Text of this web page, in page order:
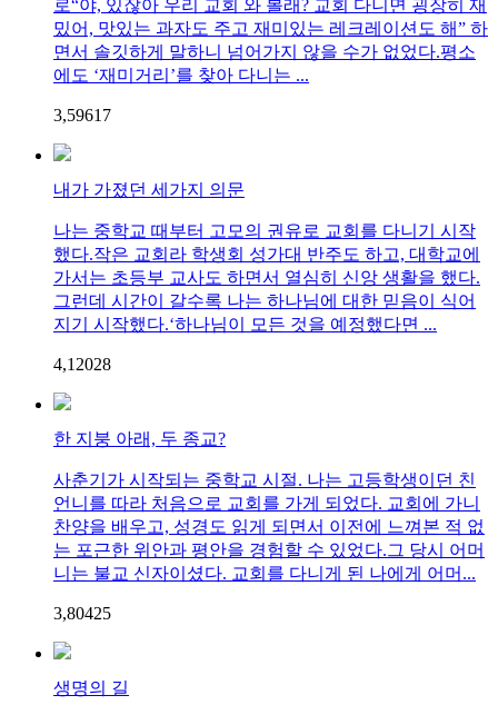
로“야, 있잖아 우리 교회 와 볼래? 교회 다니면 굉장히 재
밌어, 맛있는 과자도 주고 재미있는 레크레이션도 해” 하
면서 솔깃하게 말하니 넘어가지 않을 수가 없었다.평소
에도 ‘재미거리’를 찾아 다니는 ...
3,59617
내가 가졌던 세가지 의문
나는 중학교 때부터 고모의 권유로 교회를 다니기 시작
했다.작은 교회라 학생회 성가대 반주도 하고, 대학교에
가서는 초등부 교사도 하면서 열심히 신앙 생활을 했다.
그런데 시간이 갈수록 나는 하나님에 대한 믿음이 식어
지기 시작했다.‘하나님이 모든 것을 예정했다면 ...
4,12028
한 지붕 아래, 두 종교?
사춘기가 시작되는 중학교 시절. 나는 고등학생이던 친
언니를 따라 처음으로 교회를 가게 되었다. 교회에 가니
찬양을 배우고, 성경도 읽게 되면서 이전에 느껴본 적 없
는 포근한 위안과 평안을 경험할 수 있었다.그 당시 어머
니는 불교 신자이셨다. 교회를 다니게 된 나에게 어머...
3,80425
생명의 길